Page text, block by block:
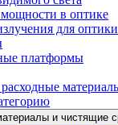
в оптике
для оптики
платформы
и чистящие